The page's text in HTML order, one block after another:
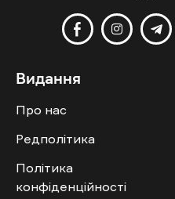
Видання
Про нас
Редполітика
Політика
конфіденційності